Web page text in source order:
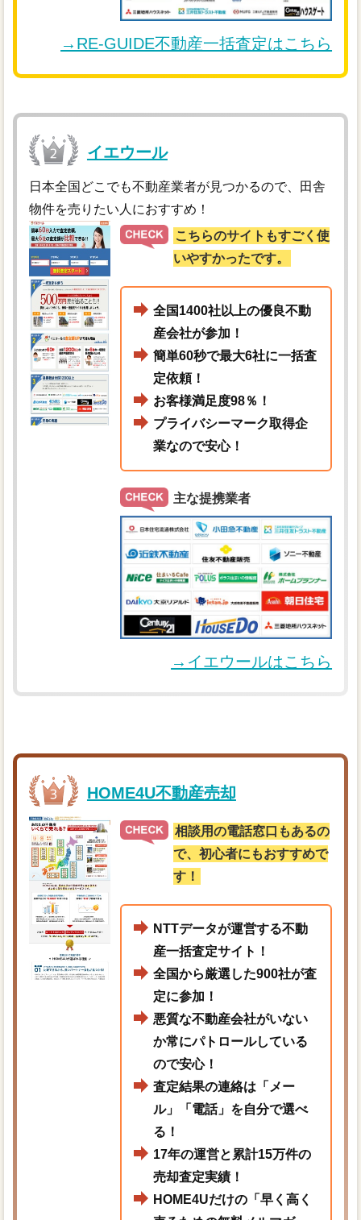
→RE-GUIDE不動産一括査定はこちら
イエウール
日本全国どこでも不動産業者が見つかるので、田舎
物件を売りたい人におすすめ！
こちらのサイトもすごく使
いやすかったです。
全国1400社以上の優良不動
産会社が参加！
簡単60秒で最大6社に一括査
定依頼！
お客様満足度98％！
プライバシーマーク取得企
業なので安心！
主な提携業者
→イエウールはこちら
HOME4U不動産売却
相談用の電話窓口もあるの
で、初心者にもおすすめで
す！
NTTデータが運営する不動
産一括査定サイト！
全国から厳選した900社が査
定に参加！
悪質な不動産会社がいない
か常にパトロールしている
ので安心！
査定結果の連絡は「メー
ル」「電話」を自分で選べ
る！
17年の運営と累計15万件の
売却査定実績！
HOME4Uだけの「早く高く